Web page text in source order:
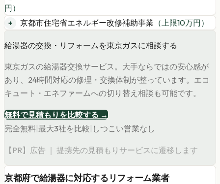
円）
京都市住宅省エネルギー改修補助事業 （上限10万円）
給湯器の交換・リフォームを東京ガスに相談する
東京ガスの給湯器交換サービス。大手ならではの安心感が
あり、24時間対応の修理・交換体制が整っています。エコ
キュート・エネファームへの切り替え相談も可能です。
無料で見積もりを比較する →
完全無料 最大3社を比較 しつこい営業なし
【PR】広告 ｜ 提携先の見積もりサービスに遷移します
京都府で給湯器に対応するリフォーム業者